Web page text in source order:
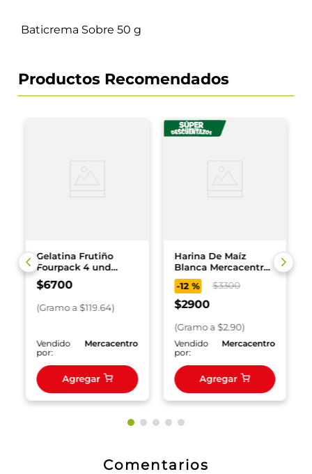
Baticrema Sobre 50 g
Productos Recomendados
Gelatina Frutiño
Fourpack 4 und
Surtidas x 56 g
$6700
(Gramoa $119.64)
Vendido
por:
Mercacentro
Agregar
Harina De Maíz
Blanca Mercacentro
1000 g
-12 % $3300
$2900
(Gramoa $2.90)
Vendido
por:
Mercacentro
Agregar
Comentarios